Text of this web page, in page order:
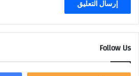
Follow Us